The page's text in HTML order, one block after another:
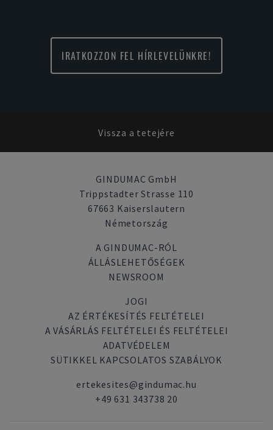
IRATKOZZON FEL HÍRLEVELÜNKRE!
Vissza a tetejére
GINDUMAC GmbH
Trippstadter Strasse 110
67663 Kaiserslautern
Németország
A GINDUMAC-RÓL
ÁLLÁSLEHETŐSÉGEK
NEWSROOM
JOGI
AZ ÉRTÉKESÍTÉS FELTÉTELEI
A VÁSÁRLÁS FELTÉTELEI ÉS FELTÉTELEI
ADATVÉDELEM
SÜTIKKEL KAPCSOLATOS SZABÁLYOK
ertekesites@gindumac.hu
+49 631 343738 20